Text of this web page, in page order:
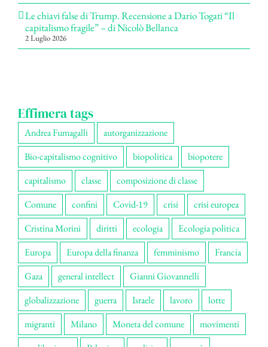
Le chiavi false di Trump. Recensione a Dario Togati “Il
capitalismo fragile” – di Nicolò Bellanca
2 Luglio 2026
Effimera tags
Andrea Fumagalli
autorganizzazione
Bio-capitalismo cognitivo
biopolitica
biopotere
capitalismo
classe
composizione di classe
Comune
confini Covid-19 crisi
crisi europea
Cristina Morini
diritti ecologia
Ecologia politica
Europa
Europa della finanza femminismo
Francia
Gaza
general intellect
Gianni Giovannelli
globalizzazione
guerra Israele lavoro
lotte
migranti
Milano Moneta del comune
movimenti